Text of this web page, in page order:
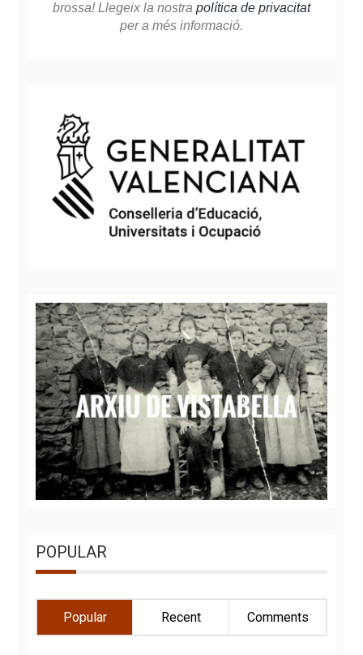
brossa! Llegeix la nostra política de privacitat
per a més informació.
POPULAR
Popular Recent Comments